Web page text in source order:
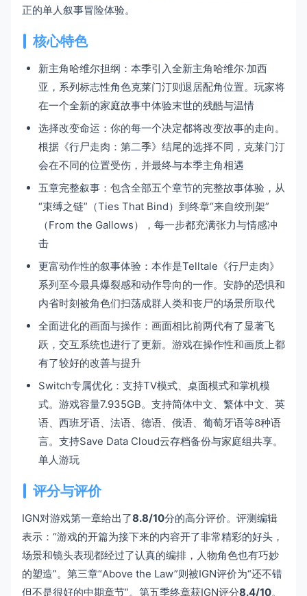
正的单人叙事冒险体验。
核心特色
新主角哈维尔担纲：本季引入全新主角哈维尔·加西
亚，系列标志性角色克莱门汀则退居配角位置。玩家将
在一个全新的家庭故事中体验末世的残酷与温情
选择改变命运：你的每一个决定都将改变故事的走向。
根据《行尸走肉：第二季》结尾的选择不同，克莱门汀
会在不同的位置受伤，并最终与本季主角相遇
五章完整叙事：包含全部五个章节的完整故事体验，从
“束缚之链”（Ties That Bind）到终章“来自绞刑架”
（From the Gallows），每一步都充满张力与情感冲
击
更富动作性的叙事体验：本作是Telltale《行尸走肉》
系列至今最具爆裂感和动作导向的一作。安静的恐惧和
内省时刻被角色们扫荡成群人类和丧尸的场景所取代
全面进化的画面与操作：画面相比前两代有了显著飞
跃，交互系统也进行了更新。游戏在操作性和画质上都
有了较好的改善与提升
Switch专属优化：支持TV模式、桌面模式和掌机模
式。游戏容量7.935GB。支持简体中文、繁体中文、英
语、西班牙语、法语、德语、俄语、葡萄牙语等8种语
言。支持Save Data Cloud云存档备份与家庭组共享。
单人游玩
评分与评价
IGN对游戏第一章给出了8.8/10分的高分评价。评测编辑
表示：“游戏的开篇为接下来的内容开了非常精彩的好头，
场景和镜头表现都经过了认真的编排，人物角色也有巧妙
的塑造”。第三章“Above the Law”则被IGN评价为“还不错
但不是很好的中期章节”。第五季终章获IGN评分8.4/10。